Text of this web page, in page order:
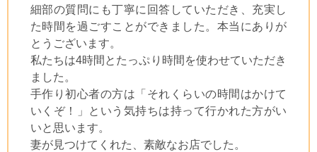
細部の質問にも丁寧に回答していただき、充実し
た時間を過ごすことができました。本当にありが
とうございます。
私たちは4時間とたっぷり時間を使わせていただき
ました。
手作り初心者の方は「それくらいの時間はかけて
いくぞ！」という気持ちは持って行かれた方がい
いと思います。
妻が見つけてくれた、素敵なお店でした。